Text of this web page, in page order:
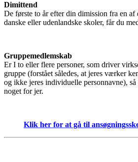
Dimittend
De første to år efter din dimission fra en af
danske eller udenlandske skoler, får du
Gruppemedlemskab
Er I to eller flere personer, som driver
gruppe (forstået således, at jeres værker
og ikke jeres individuelle personnavne),
noget for jer.
Klik her for at gå til